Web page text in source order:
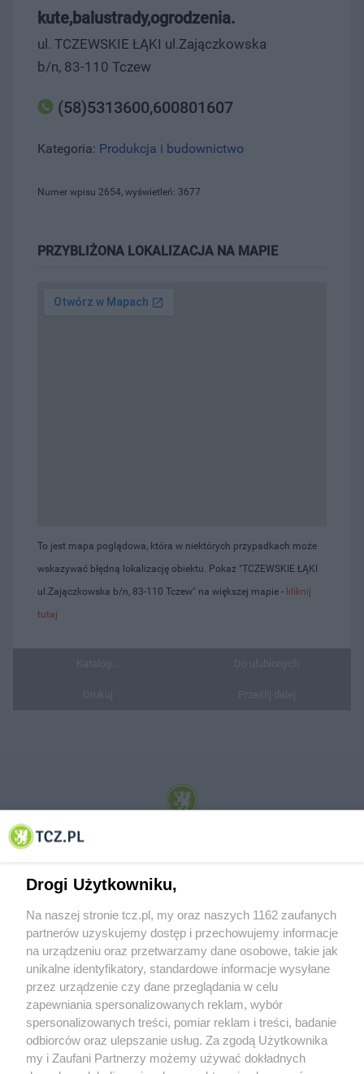
kute,balustrady,ogrodzenia.
ul. TCZEWSKIE ŁĄKI ul.Zajączkowska
b/n, 83-110 Tczew
(58)5313600,600801607
Kategoria: Produkcja i budownictwo
Numer wpisu 2654, wyświetleń: 3677
PRZYBLIŻONA LOKALIZACJA NA MAPIE
To jest mapa poglądowa, która w niektórych przypadkach może
wskazywać błędną lokalizację obiektu. Pokaż "TCZEWSKIE ŁĄKI
ul.Zajączkowska b/n, 83-110 Tczew" na większej mapie - kliknij
tutaj
© 2001-2026 Tczew - TCZ.PL Sp. z o.o. Internetowy Serwis Informacyjny Miasta
O FIRMIE POLITYKA PRYWATNOŚCI HOSTING
REKLAMA WSPÓŁPRACA RSS FACEBOOK KONTAKT
Nasze serwisy
Drogi Użytkowniku,
Na naszej stronie tcz.pl, my oraz naszych 1162 zaufanych
partnerów uzyskujemy dostęp i przechowujemy informacje
na urządzeniu oraz przetwarzamy dane osobowe, takie jak
unikalne identyfikatory, standardowe informacje wysyłane
przez urządzenie czy dane przeglądania w celu
zapewniania spersonalizowanych reklam, wybór
spersonalizowanych treści, pomiar reklam i treści, badanie
odbiorców oraz ulepszanie usług. Za zgodą Użytkownika
my i Zaufani Partnerzy możemy używać dokładnych